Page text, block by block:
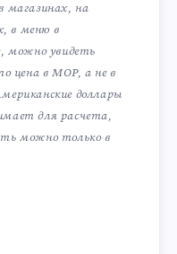
магазинах, на
в меню в
можно увидеть
цена в MOP, а не в
доллары
для расчета,
можно только в